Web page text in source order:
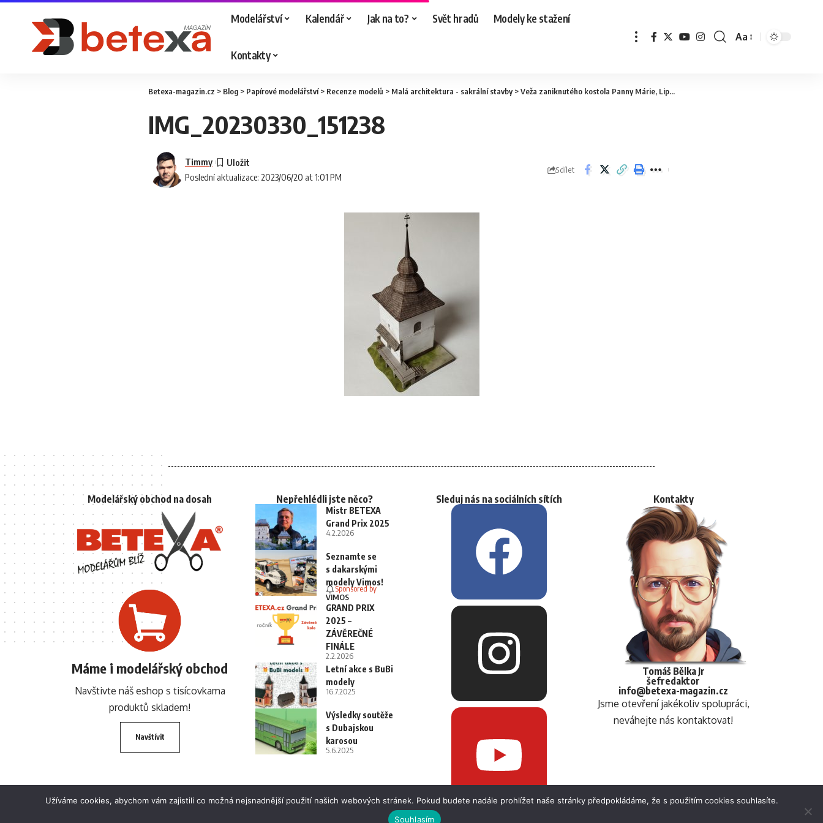
Modelářství Kalendář Jak na to? Svět hradů Modely ke stažení
Kontakty
Aa
Betexa-magazin.cz > Blog > Papírové modelářství> Recenze modelů > Malá architektura - sakrální stavby>Veža zaniknutého kostola Panny Márie, Liptovská Mara
IMG_20230330_151238
Poslední aktualizace: 2023/06/20 at 1:01 PM
Timmy
Sdílet
Modelářský obchod na dosah
Máme i modelářský obchod
Navštivte náš eshop s tisícovkama
produktů skladem!
Navštívit
Nepřehlédli jste něco?
Mistr BETEXA
Grand Prix 2025
4.2.2026
Seznamte se
s dakarskými
modely Vimos!
Sponsored by
VIMOS
GRAND PRIX
2025 –
ZÁVĚREČNÉ
FINÁLE
2.2.2026
Letní akce s BuBi
modely
16.7.2025
Výsledky soutěže
s Dubajskou
karosou
5.6.2025
Sleduj nás na sociálních sítích Kontakty
Tomáš Bělka Jr
šefredaktor
info@betexa-magazin.cz
Jsme otevření jakékoliv spolupráci,
neváhejte nás kontaktovat!
Užíváme cookies, abychom vám zajistili co možná nejsnadnější použití našich webových stránek. Pokud budete nadále prohlížet naše stránky předpokládáme, že s použitím cookies souhlasíte.
Souhlasím